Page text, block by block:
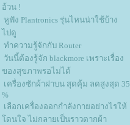
อ้วน !
หูฟัง Plantronics รุ่นไหนน่าใช้บ้าง
ไปดู
ทำความรู้จักกับ Router
วันนี้ต้องรู้จัก blackmore เพราะเรื่อง
ของสุขภาพรอไม่ได้
เครื่องซักผ้าฝาบน สุดคุ้ม ลดสูงสุด 35
%
เลือกเครื่องออกกำลังกายอย่างไรให้
ดนใจ ไม่กลายเป็นราวตากผ้า